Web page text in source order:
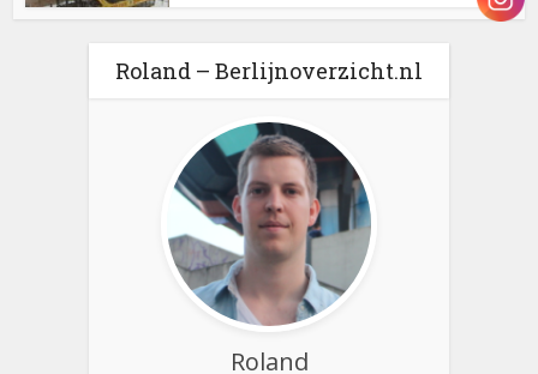
Roland – Berlijnoverzicht.nl
Roland